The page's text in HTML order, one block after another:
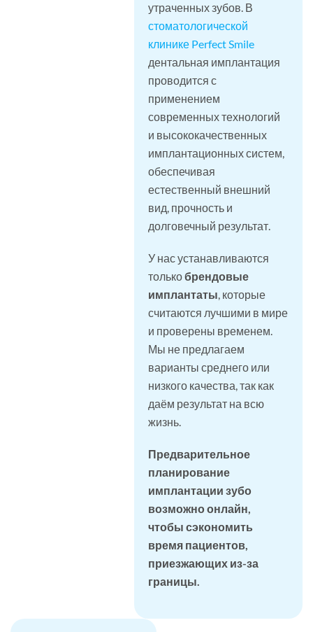
утраченных зубов. В
стоматологической
клинике Perfect Smile
дентальная имплантация
проводится с
применением
современных технологий
и высококачественных
имплантационных систем,
обеспечивая
естественный внешний
вид, прочность и
долговечный результат.
У нас устанавливаются
толькобрендовые
имплантаты, которые
считаются лучшими в мире
и проверены временем.
Мы не предлагаем
варианты среднего или
низкого качества, так как
даём результат на всю
жизнь.
Предварительное
планирование
имплантации зубо
возможно онлайн,
чтобы сэкономить
время пациентов,
приезжающих из-за
границы.